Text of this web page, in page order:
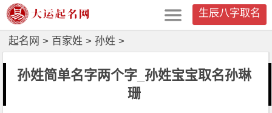
生辰八字取名
起名网 > 百家姓 >孙姓 >
孙姓简单名字两个字_孙姓宝宝取名孙琳
珊